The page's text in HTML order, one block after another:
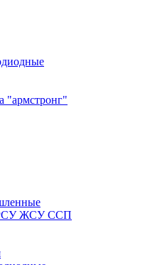
"армстронг"
ЖСУ ССП